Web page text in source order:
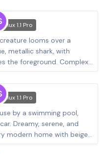
Flux 1.1 Pro
Flux 1.1 Pro